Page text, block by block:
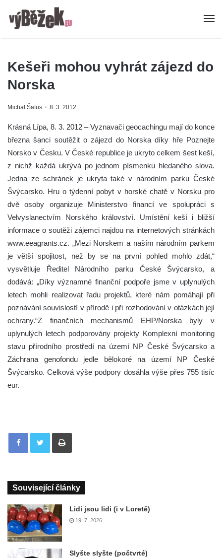
Kešeři mohou vyhrát zájezd do
Norska
Michal Šafus 8. 3. 2012
Krásná Lípa, 8. 3. 2012 – Vyznavači geocachingu mají do konce
března šanci soutěžit o zájezd do Norska díky hře Poznejte
Norsko v Česku. V České republice je ukryto celkem šest keší,
z nichž každá ukrývá po jednom písmenku hledaného slova.
Jedna ze schránek je ukryta také v národním parku České
Švýcarsko. Hru o týdenní pobyt v horské chatě v Norsku pro
dvě osoby organizuje Ministerstvo financí ve spolupráci s
Velvyslanectvím Norského království. Umístění keší i bližší
informace o soutěži zájemci najdou na internetových stránkách
www.eeagrants.cz. „Mezi Norskem a naším národním parkem
je větší spojitost, než by se na první pohled mohlo zdát,“
vysvětluje Ředitel Národního parku České Švýcarsko, a
dodává: „Díky významné finanční podpoře jsme v uplynulých
letech mohli realizovat řadu projektů, které nám pomáhají při
poznávání souvislostí v přírodě i při rozhodování v otázkách její
ochrany.“Z finančních mechanismů EHP/Norska byly v
uplynulých letech podporovány projekty Komplexní monitoring
stavu přírodního prostředí na území NP České Švýcarsko a
Záchrana genofondu jedle bělokoré na území NP České
Švýcarsko. Celková výše podpory dosáhla výše přes 755 tisíc
eur.
Tisknout
Související články
Lidi jsou lidi (i v Loretě)
19. 7. 2026
Slyšte slyšte (počtvrté)